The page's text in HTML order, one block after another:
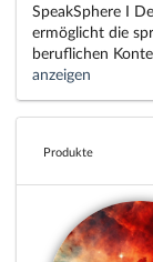
SpeakSphere I
ermöglicht die
beruflichen
anzeigen
Produkte